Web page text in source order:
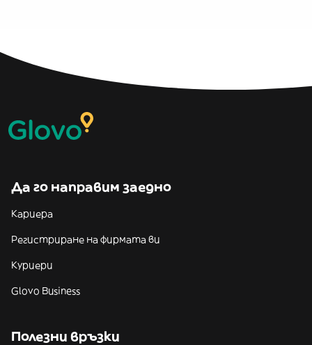
Да го направим заедно
Кариера
Регистриране на фирмата ви
Куриери
Glovo Business
Полезни връзки